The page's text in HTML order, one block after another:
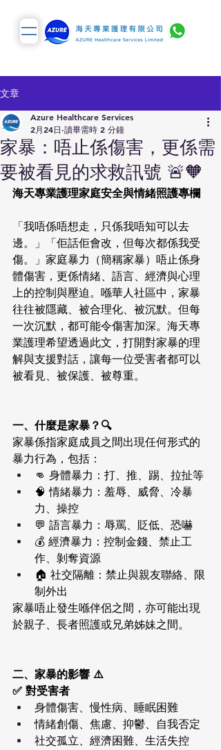
文章
家暴：唔止係傷害，更係需
要被看見的求救訊號 🚨🧡
Azure Healthcare Services
2月24日 讀畢需時 2 分鐘
海天專業護理家庭安全與情緒照護專欄
「我唔係唔想走，只係我唔知可以去
邊。」「佢話佢會改，但每次都係我受
傷。」家庭暴力（簡稱家暴）唔止係身
體傷害，更係情緒、語言、經濟與心理
上的控制與壓迫。喺華人社區中，家暴
往往被隱藏、被合理化、被沉默。但每
一次沉默，都可能令傷害加深。海天專
業護理希望透過此文，打開對家暴的理
解與支援對話，讓每一位受害者都可以
被看見、被保護、被尊重。
一、什麼是家暴？🔍
家暴係指家庭成員之間出現任何形式的
暴力行為，包括：
👊 身體暴力：打、推、踢、拉扯等
🧠 情緒暴力：羞辱、威脅、冷暴
力、操控
💬 語言暴力：辱罵、貶低、恐嚇
💰 經濟暴力：控制金錢、禁止工
作、剝奪資源
🏠 社交隔離：禁止與親友聯絡、限
制外出
家暴唔止發生喺伴侶之間，亦可能出現
於親子、長者照護或兄弟姊妹之間。
二、家暴的影響 ⚠️
✅ 對受害者
身體傷害、慢性病、睡眠困難
情緒創傷、焦慮、抑鬱、自我否定
社交孤立、經濟困難、生活失控